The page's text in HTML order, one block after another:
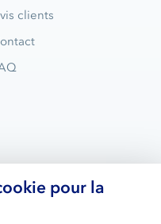
clients
pour la